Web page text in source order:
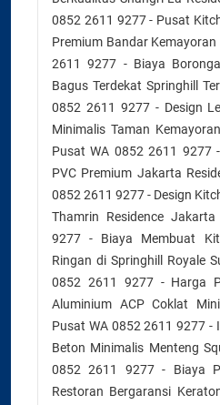
0852 2611 9277 - Pusat
Premium Bandar
2611 9277 - Biaya
Bagus Terdekat Springhill
0852 2611 9277 - Design
Minimalis Taman
Pusat WA 0852 2611 9277
PVC Premium Jakarta
0852 2611 9277 - Design
Thamrin Residence
9277 - Biaya Membuat
Ringan di Springhill Royale
0852 2611 9277 - Harga
Aluminium ACP Coklat
Pusat WA 0852 2611 9277 -
Beton Minimalis Menteng
0852 2611 9277 - Biaya
Restoran Bergaransi